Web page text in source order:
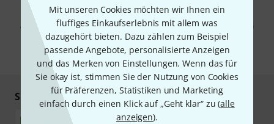
Mit unseren Cookies möchten wir Ihnen ein
fluffiges Einkaufserlebnis mit allem was
dazugehört bieten. Dazu zählen zum Beispiel
passende Angebote, personalisierte Anzeigen
und das Merken von Einstellungen. Wenn das für
Sie okay ist, stimmen Sie der Nutzung von Cookies
für Präferenzen, Statistiken und Marketing
einfach durch einen Klick auf „Geht klar“ zu (alle
anzeigen).
Mit Klick auf „Jetzt anmelden“ stimmen Sie dem Erhalt von E-Mail-
Werbung und einer Messung des E-Mail-Nutzungsverhaltens zu. Die
Abmeldung ist jederzeit möglich. Weitere Informationen finden Sie in
unserenDatenschutzhinweisen.
* Pflichtfeld
Sicher einkaufen & bezahlen